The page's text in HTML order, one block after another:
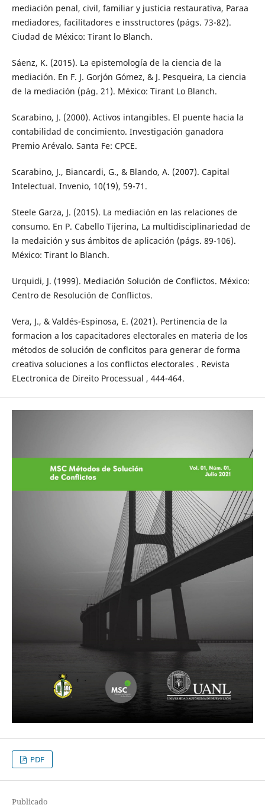
mediación penal, civil, familiar y justicia restaurativa, Paraa
mediadores, facilitadores e insstructores (págs. 73-82).
Ciudad de México: Tirant lo Blanch.
Sáenz, K. (2015). La epistemología de la ciencia de la
mediación. En F. J. Gorjón Gómez, & J. Pesqueira, La ciencia
de la mediación (pág. 21). México: Tirant Lo Blanch.
Scarabino, J. (2000). Activos intangibles. El puente hacia la
contabilidad de concimiento. Investigación ganadora
Premio Arévalo. Santa Fe: CPCE.
Scarabino, J., Biancardi, G., & Blando, A. (2007). Capital
Intelectual. Invenio, 10(19), 59-71.
Steele Garza, J. (2015). La mediación en las relaciones de
consumo. En P. Cabello Tijerina, La multidisciplinariedad de
la medaición y sus ámbitos de aplicación (págs. 89-106).
México: Tirant lo Blanch.
Urquidi, J. (1999). Mediación Solución de Conflictos. México:
Centro de Resolución de Conflictos.
Vera, J., & Valdés-Espinosa, E. (2021). Pertinencia de la
formacion a los capacitadores electorales en materia de los
métodos de solución de conflcitos para generar de forma
creativa soluciones a los conflictos electorales . Revista
ELectronica de Direito Processual , 444-464.
PDF
Publicado